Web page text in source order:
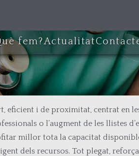
fem?Actualitat
eficient i de proximitat, centrat en
o l’augment de les llistes
millor tota la capacitat
dels recursos. Tot plegat,